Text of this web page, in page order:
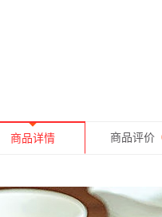
商品详情 商品评价